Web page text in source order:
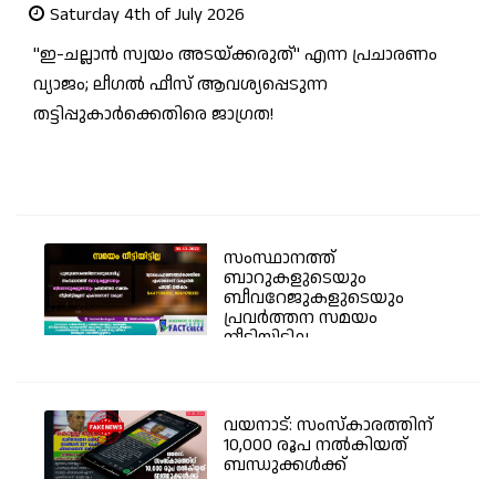
Saturday 4th of July 2026
"ഇ-ചല്ലാൻ സ്വയം അടയ്ക്കരുത്" എന്ന പ്രചാരണം
വ്യാജം; ലീഗൽ ഫീസ് ആവശ്യപ്പെടുന്ന
തട്ടിപ്പുകാർക്കെതിരെ ജാഗ്രത!
സംസ്ഥാനത്ത്
ബാറുകളുടെയും
ബീവറേജുകളുടെയും
പ്രവര്‍ത്തന സമയം
നീട്ടിയിട്ടില്ല -...
വയനാട്: സംസ്കാരത്തിന്
10,000 രൂപ നൽകിയത്
ബന്ധുക്കൾക്ക്